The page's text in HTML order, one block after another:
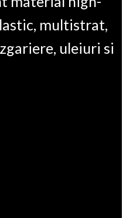
multistrat,
uleiuri si